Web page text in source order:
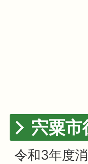
宍粟市
令和3年度